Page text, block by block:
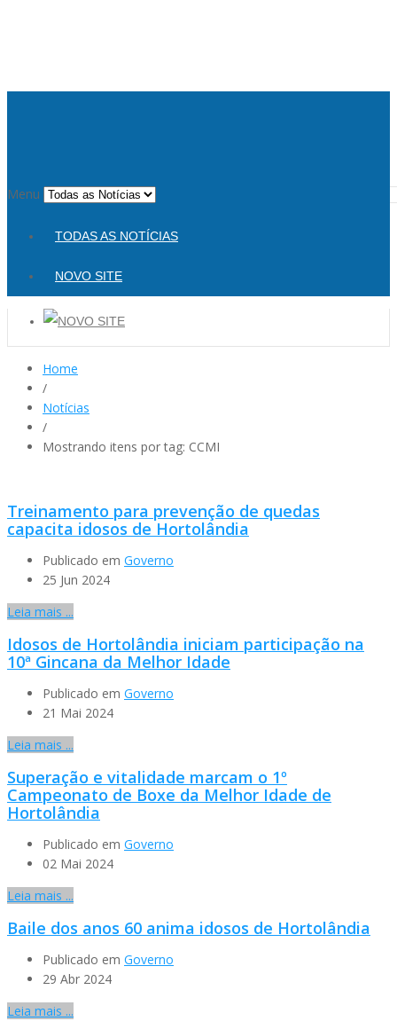
Menu
TODAS AS NOTÍCIAS
NOVO SITE
Home
/
Notícias
/
Mostrando itens por tag: CCMI
Treinamento para prevenção de quedas
capacita idosos de Hortolândia
Publicado em Governo
25 Jun 2024
Leia mais ...
Idosos de Hortolândia iniciam participação na
10ª Gincana da Melhor Idade
Publicado em Governo
21 Mai 2024
Leia mais ...
Superação e vitalidade marcam o 1º
Campeonato de Boxe da Melhor Idade de
Hortolândia
Publicado em Governo
02 Mai 2024
Leia mais ...
Baile dos anos 60 anima idosos de Hortolândia
Publicado em Governo
29 Abr 2024
Leia mais ...